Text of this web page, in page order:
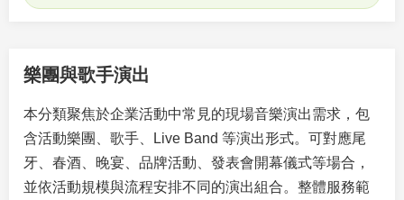
樂團與歌手演出
本分類聚焦於企業活動中常見的現場音樂演出需求，包
含活動樂團、歌手、Live Band 等演出形式。可對應尾
牙、春酒、晚宴、品牌活動、發表會開幕儀式等場合，
並依活動規模與流程安排不同的演出組合。整體服務範